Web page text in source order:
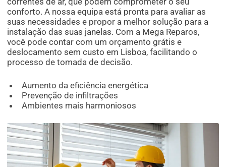
conforto. A nossa equipa está pronta para avaliar as
suas necessidades e propor a melhor solução para a
instalação das suas janelas. Com a Mega Reparos,
você pode contar com um orçamento grátis e
deslocamento sem custo em Lisboa, facilitando o
processo de tomada de decisão.
Aumento da eficiência energética
Prevenção de infiltrações
Ambientes mais harmoniosos